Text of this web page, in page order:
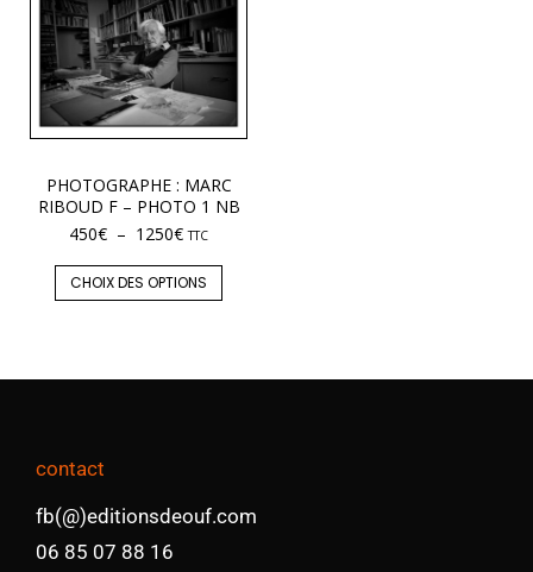
PHOTOGRAPHE : MARC
RIBOUD F – PHOTO 1 NB
450€ – 1250€ TTC
CHOIX DES OPTIONS
contact
fb(@)editionsdeouf.com
06 85 07 88 16